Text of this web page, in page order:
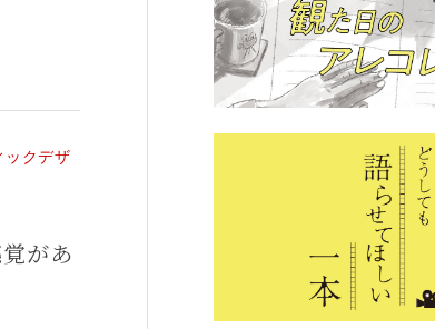
ックデザ
があ